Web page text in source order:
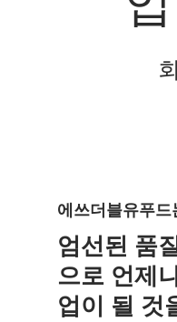
에쓰더블유푸드
엄선된 품
으로 언제
업이 될 것